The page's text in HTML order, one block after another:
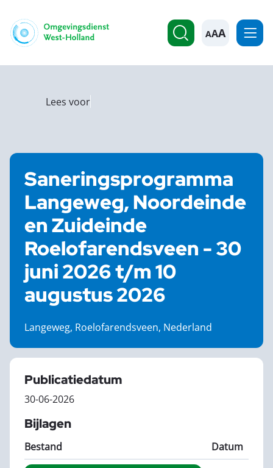
A
Lees voor
Saneringsprogramma
Langeweg, Noordeinde
en Zuideinde
Roelofarendsveen - 30
juni 2026 t/m 10
augustus 2026
Langeweg, Roelofarendsveen, Nederland
Publicatiedatum
30-06-2026
Bijlagen
Bestand Datum